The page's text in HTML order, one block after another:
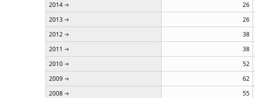
2014
26
2013
26
2012
38
2011
38
2010
52
2009
62
2008
55